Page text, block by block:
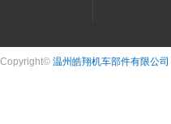
Copyright© 温州皓翔机车部件有限公司